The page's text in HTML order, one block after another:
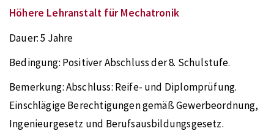
Höhere Lehranstalt für Mechatronik
Dauer:5 Jahre
Bedingung: Positiver Abschluss der 8. Schulstufe.
Bemerkung:Abschluss: Reife- und Diplomprüfung.
Einschlägige Berechtigungen gemäß Gewerbeordnung,
Ingenieurgesetz und Berufsausbildungsgesetz.